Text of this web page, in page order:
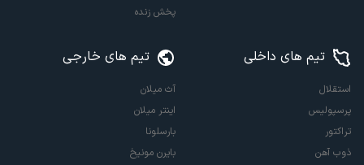
پخش زنده
تیم های داخلی
استقلال
پرسپولیس
تراکتور
ذوب آهن
تیم های خارجی
آث میلان
اینتر میلان
بارسلونا
بایرن مونیخ